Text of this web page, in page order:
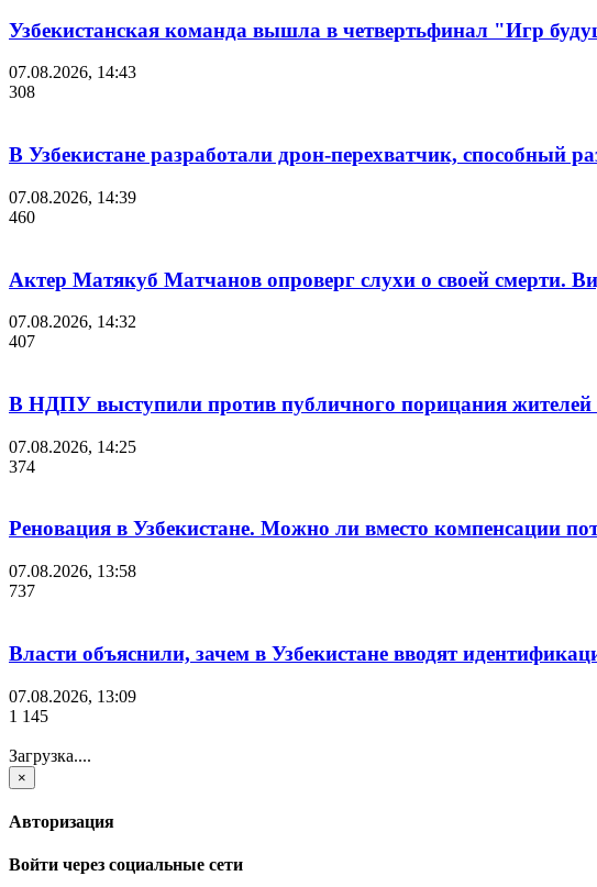
Узбекистанская команда вышла в четвертьфинал "Игр
07.08.2026, 14:43
308
В Узбекистане разработали дрон-перехватчик, способный
07.08.2026, 14:39
460
Актер Матякуб Матчанов опроверг слухи о своей смерти.
07.08.2026, 14:32
407
В НДПУ выступили против публичного порицания жителей
07.08.2026, 14:25
374
Реновация в Узбекистане. Можно ли вместо компенсации
07.08.2026, 13:58
737
Власти объяснили, зачем в Узбекистане вводят
07.08.2026, 13:09
1 145
Загрузка....
×
Авторизация
Войти через социальные сети